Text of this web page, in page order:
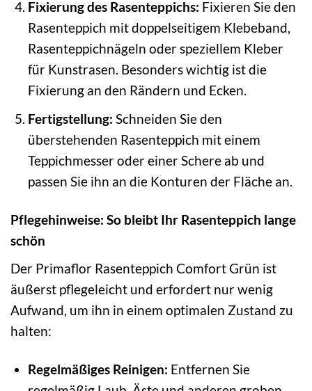
Fixierung des Rasenteppichs: Fixieren Sie den
Rasenteppich mit doppelseitigem Klebeband,
Rasenteppichnägeln oder speziellem Kleber
für Kunstrasen. Besonders wichtig ist die
Fixierung an den Rändern und Ecken.
Fertigstellung: Schneiden Sie den
überstehenden Rasenteppich mit einem
Teppichmesser oder einer Schere ab und
passen Sie ihn an die Konturen der Fläche an.
Pflegehinweise: So bleibt Ihr Rasenteppich lange
schön
Der Primaflor Rasenteppich Comfort Grün ist
äußerst pflegeleicht und erfordert nur wenig
Aufwand, um ihn in einem optimalen Zustand zu
halten:
Regelmäßiges Reinigen: Entfernen Sie